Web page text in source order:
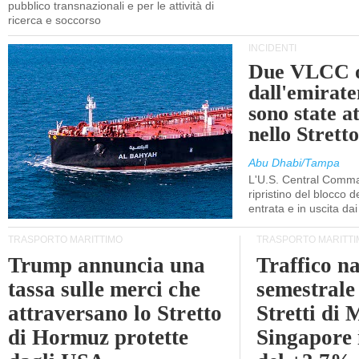
pubblico transnazionali e per le attività di
ricerca e soccorso
INCIDENTI
Due VLCC
sono state
nello
Abu Dhabi/Tampa
L'U.S. Central
ripristino del blocco
entrata e in uscita
TRASPORTO MARITTIMO
Trump annuncia una
tassa sulle merci che
attraversano lo Stretto
di Hormuz protette
TRASPORTO
Traffico
Stretti di